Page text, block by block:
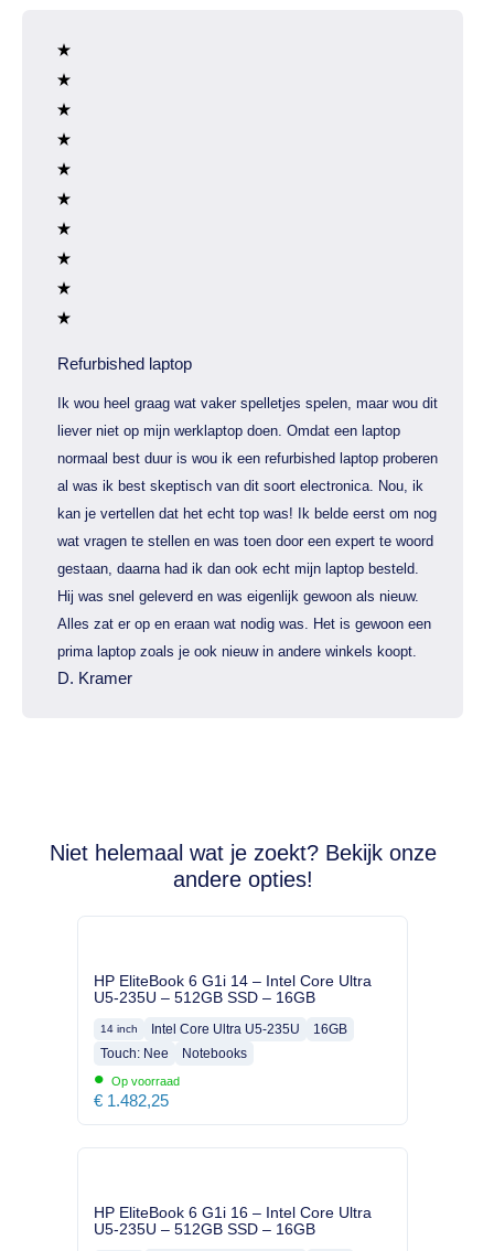
Refurbished laptop
Ik wou heel graag wat vaker spelletjes spelen, maar wou dit
liever niet op mijn werklaptop doen. Omdat een laptop
normaal best duur is wou ik een refurbished laptop proberen
al was ik best skeptisch van dit soort electronica. Nou, ik
kan je vertellen dat het echt top was! Ik belde eerst om nog
wat vragen te stellen en was toen door een expert te woord
gestaan, daarna had ik dan ook echt mijn laptop besteld.
Hij was snel geleverd en was eigenlijk gewoon als nieuw.
Alles zat er op en eraan wat nodig was. Het is gewoon een
prima laptop zoals je ook nieuw in andere winkels koopt.
D. Kramer
Niet helemaal wat je zoekt? Bekijk onze
andere opties!
HP EliteBook 6 G1i 14 – Intel Core Ultra
U5-235U – 512GB SSD – 16GB
14 inch Intel Core Ultra U5-235U
16GB
Touch: Nee
Notebooks
• Op voorraad
€ 1.482,25
HP EliteBook 6 G1i 16 – Intel Core Ultra
U5-235U – 512GB SSD – 16GB